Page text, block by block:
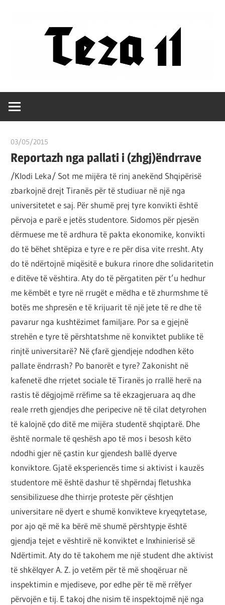
Teza
11
vetëm
shpjeguar
në
mënyra
të
ndryshme
botën,
por
çështja
është
që
ta
shndërrosh
atë.
03/05/2015
Reportazh nga pallati i (zhgj)ëndrrave
/Klodi Leka/ Sot me mijëra të rinj anekënd Shqipërisë
zbarkojnë drejt Tiranës për të studiuar në një nga
universitetet e saj. Për shumë prej tyre konvikti është
përvoja e parë e jetës studentore. Sidomos për pjesën
dërmuese me të ardhura të pakta ekonomike, konvikti
do të bëhet shtëpiza e tyre e re për disa vite rresht. Aty
do të ndërtojnë miqësitë e bukura rinore dhe solidaritetin
e ditëve të vështira. Aty do të përgatiten për t’u hedhur
me këmbët e tyre në rrugët e mëdha e të zhurmshme të
botës me shpresën e të krijuarit të një jete të re dhe të
pavarur nga kushtëzimet familjare. Por sa e gjejnë
strehën e tyre të përshtatshme në konviktet publike të
rinjtë universitarë? Në çfarë gjendjeje ndodhen këto
pallate ëndrrash? Po banorët e tyre? Zakonisht në
kafenetë dhe rrjetet sociale të Tiranës jo rrallë herë na
rastis të dëgjojmë rrëfime sa të ekzagjeruara aq dhe
reale rreth gjendjes dhe peripecive në të cilat detyrohen
të kalojnë çdo ditë me mijëra studentë shqiptarë. Dhe
është normale të qeshësh apo të mos i besosh këto
ndodhi gjer në çastin kur gjendesh ballë dyerve
konviktore. Gjatë eksperiencës time si aktivist i kauzës
studentore më është dashur të shpërndaj fletushka
sensibilizuese dhe thirrje proteste për çështjen
universitare në dyert e shumë konvikteve kryeqytetase,
por ajo që më ka bërë më shumë përshtypje është
gjendja tejet e vështirë në konviktet e Inxhinierisë së
Ndërtimit. Aty do të takohem me një student dhe aktivist
të shkëlqyer A. Z. jo vetëm për të më shoqëruar në
inspektimin e mjediseve, por edhe për të më rrëfyer
përvojën e tij. E takoj dhe nisim të inspektojmë një nga